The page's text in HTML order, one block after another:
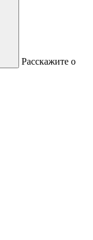
Расскажите о